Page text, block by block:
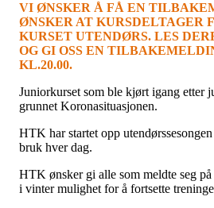
VI ØNSKER Å FÅ EN
ØNSKER AT KURSDELTAGER
KURSET UTENDØRS. LES
OG GI OSS EN
KL.20.00.
Juniorkurset som ble kjørt igang etter
grunnet Koronasituasjonen.
HTK har startet opp
bruk hver dag.
HTK ønsker gi alle som meldte seg
i vinter mulighet for å fortsette